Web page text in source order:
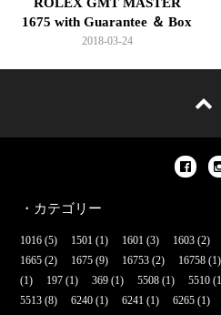
1675 with Guarantee ＆ Box
2018-03-24
・カテゴリー
1016 (5) 1501 (1) 1601 (3) 1603 (2)
1665 (2) 1675 (9) 16753 (2) 16758 (1)
(1)
197 (1) 369 (1) 5508 (1) 5510
5513 (8) 6240 (1) 6241 (1) 6265 (1)